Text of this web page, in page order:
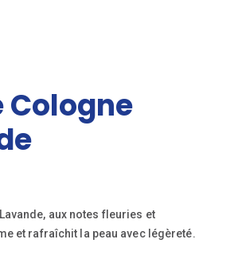
Cologne
aux notes fleuries et
et rafraîchit la peau avec légèreté.